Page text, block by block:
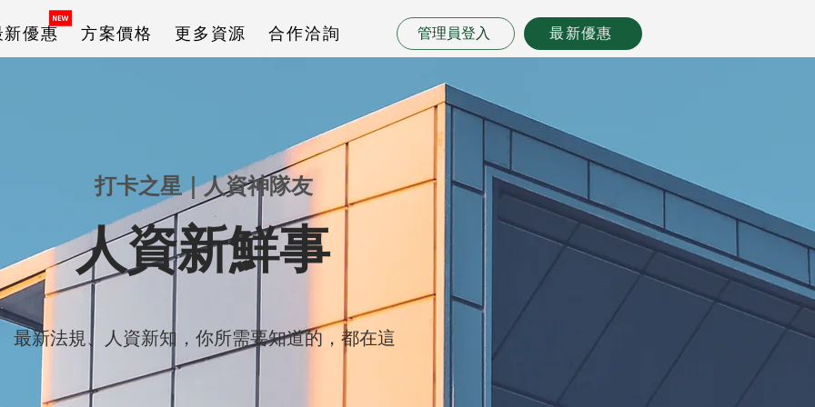
新優惠 方案價格 更多資源 合作洽詢 管理員登入 最新優惠
打卡之星｜人資神隊友
人資新鮮事
最新法規、人資新知，你所需要知道的，都在這